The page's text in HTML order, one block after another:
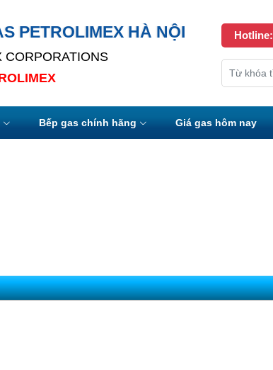
PETROLIMEX HÀ NỘI
CORPORATIONS
Hotline:
Bếp gas chính hãng Giá gas hôm nay